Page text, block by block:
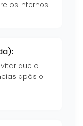
os internos.
que o
após o